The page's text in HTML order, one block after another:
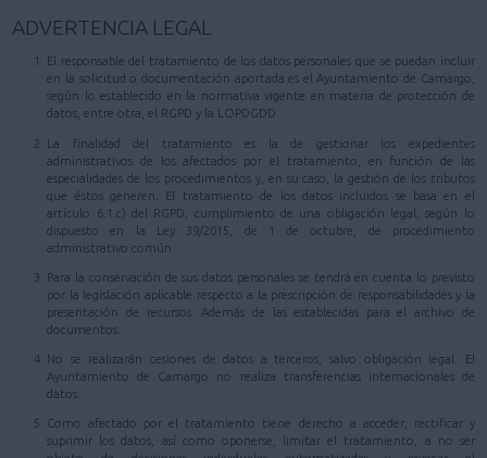
ADVERTENCIA LEGAL
El responsable del tratamiento de los datos personales que se puedan incluir
en la solicitud o documentación aportada es el Ayuntamiento de Camargo,
según lo establecido en la normativa vigente en materia de protección de
datos, entre otra, el RGPD y la LOPDGDD.
La finalidad del tratamiento es la de gestionar los expedientes
administrativos de los afectados por el tratamiento, en función de las
especialidades de los procedimientos y, en su caso, la gestión de los tributos
que éstos generen. El tratamiento de los datos incluidos se basa en el
artículo 6.1.c) del RGPD, cumplimiento de una obligación legal, según lo
dispuesto en la Ley 39/2015, de 1 de octubre, de procedimiento
administrativo común.
Para la conservación de sus datos personales se tendrá en cuenta lo previsto
por la legislación aplicable respecto a la prescripción de responsabilidades y la
presentación de recursos. Además de las establecidas para el archivo de
documentos.
No se realizarán cesiones de datos a terceros, salvo obligación legal. El
Ayuntamiento de Camargo no realiza transferencias internacionales de
datos.
Como afectado por el tratamiento tiene derecho a acceder, rectificar y
suprimir los datos, así como oponerse, limitar el tratamiento, a no ser